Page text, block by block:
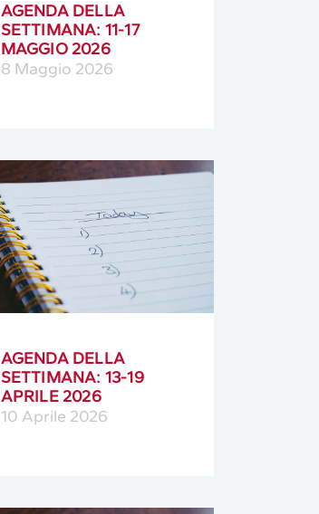
AGENDA DELLA
SETTIMANA: 11-17
MAGGIO 2026
8 Maggio 2026
AGENDA DELLA
SETTIMANA: 13-19
APRILE 2026
10 Aprile 2026